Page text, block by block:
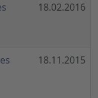
18.02.2016
18.11.2015